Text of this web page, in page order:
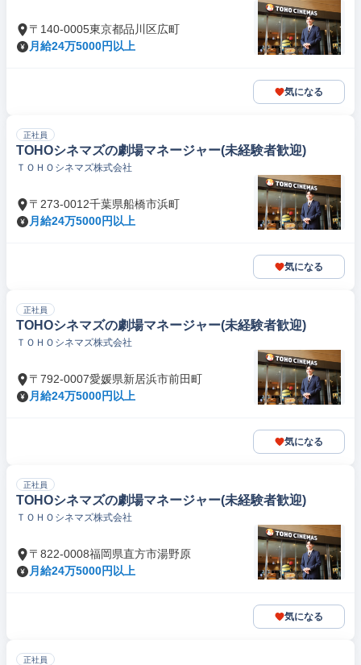
〒140-0005東京都品川区広町
月給24万5000円以上
気になる
正社員
TOHOシネマズの劇場マネージャー(未経験者歓迎)
ＴＯＨＯシネマズ株式会社
〒273-0012千葉県船橋市浜町
月給24万5000円以上
気になる
正社員
TOHOシネマズの劇場マネージャー(未経験者歓迎)
ＴＯＨＯシネマズ株式会社
〒792-0007愛媛県新居浜市前田町
月給24万5000円以上
気になる
正社員
TOHOシネマズの劇場マネージャー(未経験者歓迎)
ＴＯＨＯシネマズ株式会社
〒822-0008福岡県直方市湯野原
月給24万5000円以上
気になる
正社員